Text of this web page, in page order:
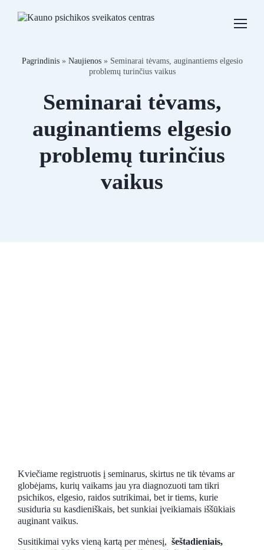
Paslaugos
Kainos
Straipsniai
Pagrindinis » Naujienos » Seminarai tėvams, auginantiems elgesio
problemų turinčius vaikus
Seminarai tėvams,
auginantiems elgesio
problemų turinčius
vaikus
Kviečiame registruotis į seminarus, skirtus ne tik tėvams ar
globėjams, kurių vaikams jau yra diagnozuoti tam tikri
psichikos, elgesio, raidos sutrikimai, bet ir tiems, kurie
susiduria su kasdieniškais, bet sunkiai įveikiamais iššūkiais
auginant vaikus.
Susitikimai vyks vieną kartą per mėnesį, šeštadieniais,